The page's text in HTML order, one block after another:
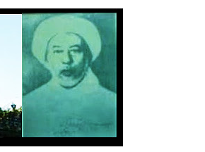
JUGA MUDAH MENGHUKUM
KUAT